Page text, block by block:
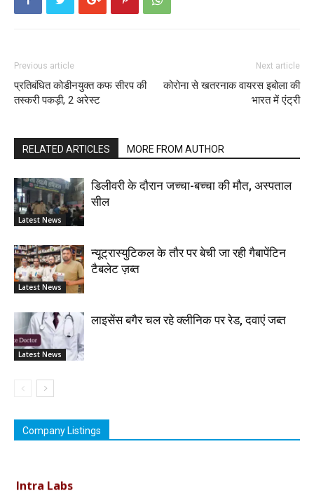
Previous article
प्रतिबंधित कोडीनयुक्त कफ सीरप की
तस्करी पकड़ी, 2 अरेस्ट
Next article
कोरोना से खतरनाक वायरस इबोला की
भारत में एंट्री
RELATED ARTICLES MORE FROM AUTHOR
Latest News
डिलीवरी के दौरान जच्चा-बच्चा की मौत, अस्पताल
सील
Latest News
न्यूट्रास्युटिकल के तौर पर बेची जा रही गैबापेंटिन
टैबलेट ज़ब्त
Latest News
लाइसेंस बगैर चल रहे क्लीनिक पर रेड, दवाएं जब्त
Company Listings
Vimson Derma1
Intra Labs